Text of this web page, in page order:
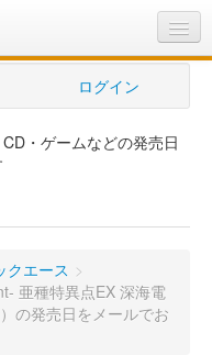
ログイン
・ゲームなどの発売日
クエース >
亜種特異点EX 深海電
の発売日をメールでお